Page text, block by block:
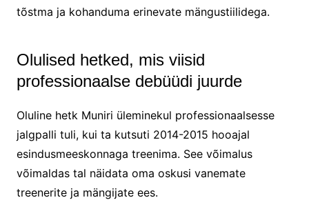
tõstma ja kohanduma erinevate mängustiilidega.
Olulised hetked, mis viisid
professionaalse debüüdi juurde
Oluline hetk Muniri üleminekul professionaalsesse
jalgpalli tuli, kui ta kutsuti 2014-2015 hooajal
esindusmeeskonnaga treenima. See võimalus
võimaldas tal näidata oma oskusi vanemate
treenerite ja mängijate ees.